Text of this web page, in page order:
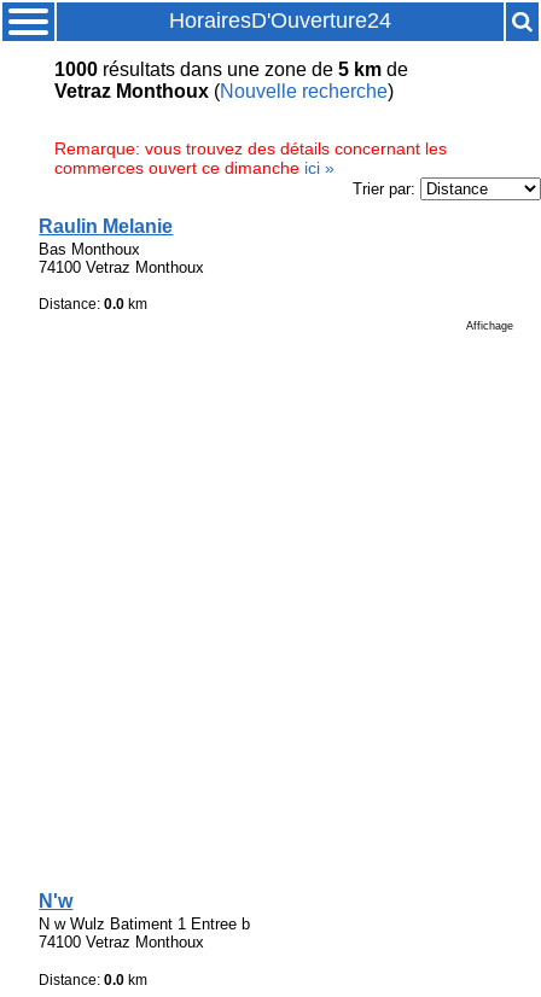
HorairesD'Ouverture24
1000résultatsdans une zone de 5 kmde
Vetraz Monthoux(Nouvelle recherche)
Remarque: vous trouvez des détails concernant les
commerces ouvert ce dimanche ici »
Trier par:
Raulin Melanie
Bas Monthoux
74100 Vetraz Monthoux
Distance:0.0 km
Affichage
N'w
N w Wulz Batiment 1 Entree b
74100 Vetraz Monthoux
Distance:0.0 km